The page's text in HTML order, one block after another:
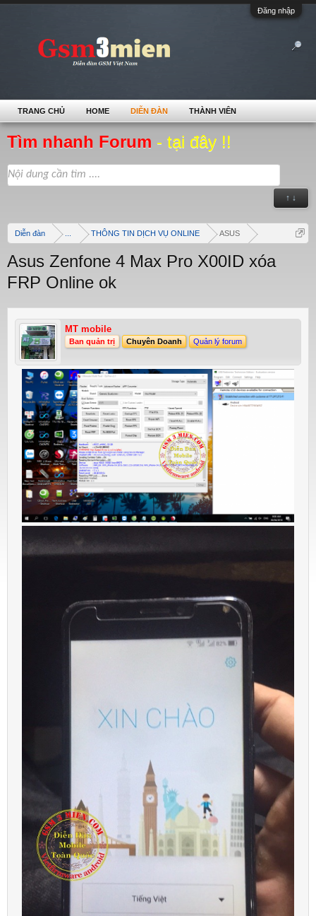
Đăng nhập
Tìm nhanh Forum - tại đây !!
↑ ↓
Diễn đàn THÔNG TIN DỊCH VỤ ONLINE ASUS
Asus Zenfone 4 Max Pro X00ID xóa
FRP Online ok
MT mobile
Ban quản trị Chuyên Doanh Quản lý forum
TRANG CHỦ HOME DIỄN ĐÀN THÀNH VIÊN